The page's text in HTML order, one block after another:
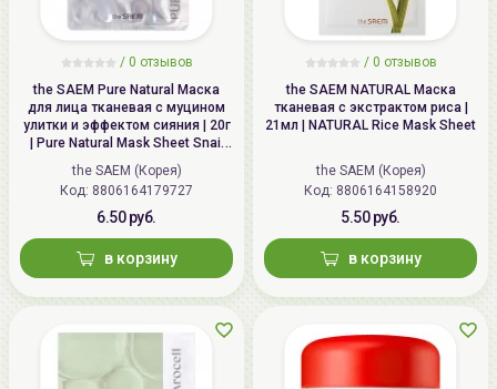
/ 0 отзывов
the SAEM Pure Natural Маска
для лица тканевая с муцином
улитки и эффектом сияния | 20г
| Pure Natural Mask Sheet Snail
Brightening
the SAEM (Корея)
Код: 8806164179727
6.50 руб.
в корзину
/ 0 отзывов
the SAEM NATURAL Маска
тканевая с экстрактом риса |
21мл | NATURAL Rice Mask Sheet
the SAEM (Корея)
Код: 8806164158920
5.50 руб.
в корзину